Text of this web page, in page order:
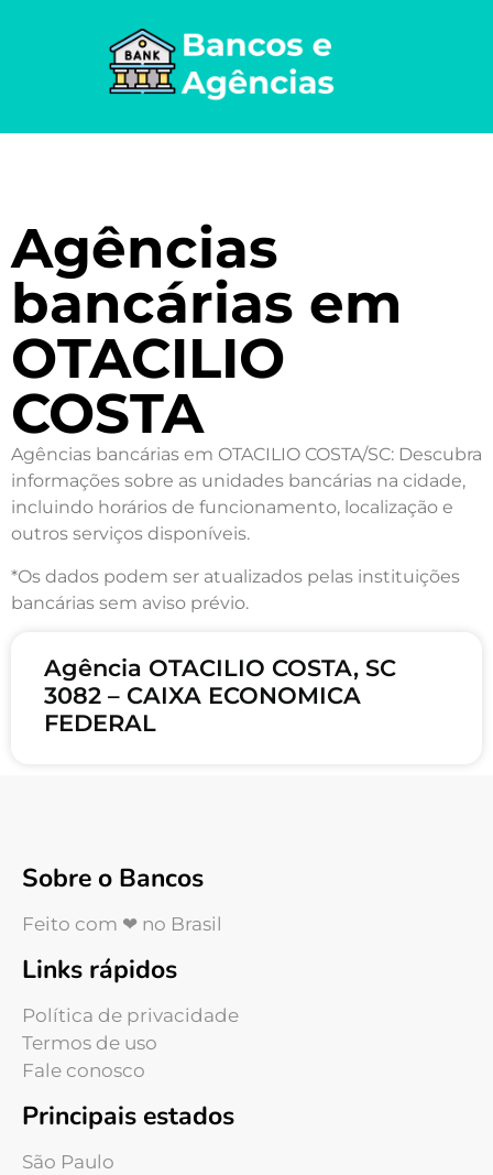
Agências
bancárias em
OTACILIO
COSTA
Agências bancárias em OTACILIO COSTA/SC: Descubra
informações sobre as unidades bancárias na cidade,
incluindo horários de funcionamento, localização e
outros serviços disponíveis.
*Os dados podem ser atualizados pelas instituições
bancárias sem aviso prévio.
Agência OTACILIO COSTA, SC
3082 – CAIXA ECONOMICA
FEDERAL
Sobre o Bancos
Feito com ❤ no Brasil
Links rápidos
Política de privacidade
Termos de uso
Fale conosco
Principais estados
São Paulo